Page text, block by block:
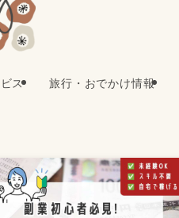
ス 旅行・おでかけ情報